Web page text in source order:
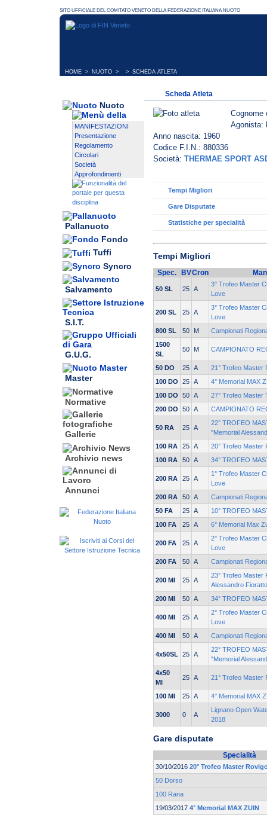
HOME > NUOTO > > SCHEDA ATLETA
Nuoto
MANIFESTAZIONI
Presentazione
Regolamento
Circolari
Società
Approfondimenti
Pallanuoto
Fondo
Tuffi
Syncro
Salvamento
S.I.T.
G.U.G.
Master
Normative
Gallerie
Archivio news
Annunci
Scheda Atleta
Agonista:
Anno nascita: 1960
Codice F.I.N.: 880336
Società: THERMAE SPORT
Tempi Migliori
Gare Disputate
Statistiche per specialità
Tempi Migliori
Spec. BVCron
50 SL 25 A
3° Trofeo Master
Love
200 SL 25 A
3° Trofeo Master
Love
800 SL
50 M
Campionati
1500
SL
50 M CAMPIONATO
50 DO 25 A
21° Trofeo Master
100 DO
25 A
4° Memorial MAX
100 DO
50 A
27° Trofeo Master
200 DO
50 A CAMPIONATO
50 RA 25 A
22° TROFEO
"Memorial
100 RA
25 A
20° Trofeo Master
100 RA
50 A 34° TROFEO
200 RA 25 A
1° Trofeo Master
Love
200 RA
50 A
Campionati
50 FA
25 A
10° TROFEO
100 FA
25 A 6° Memorial Max
200 FA 25 A
2° Trofeo Master
Love
200 FA
50 A Campionati
200 MI 25 A
23° Trofeo Master
Alessandro Fioratto
200 MI
50 A 34° TROFEO
400 MI 25 A
2° Trofeo Master
Love
400 MI
50 A Campionati
4x50SL 25 A
22° TROFEO
"Memorial
4x50
MI
25 A 21° Trofeo Master
100 MI 25 A 4° Memorial MAX
3000 0 A
Lignano Open
2018
Gare disputate
Specialità
30/10/2016 20° Trofeo Master
50 Dorso
100 Rana
19/03/2017 4° Memorial MAX ZUIN